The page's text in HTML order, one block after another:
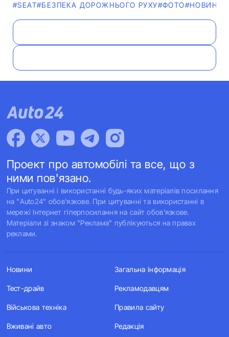
#SEAT#БЕЗПЕКА ДОРОЖНЬОГО РУХУ#ФОТО#НОВИНИ
Проект про автомобілі та все, що з
ними пов'язано.
При цитуванні і використанні будь-яких матеріалів посилання
на "Auto24" обов'язкове. При цитуванні та використанні в
мережі Інтернет гіперпосилання на сайт обов'язкове.
Матеріали зі знаком "Реклама" публікуються на правах
реклами.
Новини
Тест-драйв
Військова техніка
Вживані авто
Загальна інформація
Рекламодавцям
Правила сайту
Редакція